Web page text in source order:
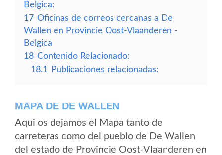
Belgica:
17 Oficinas de correos cercanas a De
Wallen en Provincie Oost-Vlaanderen -
Belgica
18 Contenido Relacionado:
18.1
Publicaciones relacionadas:
MAPA DE DE WALLEN
Aqui os dejamos el Mapa tanto de
carreteras como del pueblo de De Wallen
del estado de Provincie Oost-Vlaanderen en